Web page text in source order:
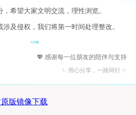
，希望大家文明交流，理性浏览。
及侵权，我们将第一时间处理整改。
💖 感谢每一位朋友的陪伴与支持
✨ 用心分享，一路同行 ✨
原版镜像下载